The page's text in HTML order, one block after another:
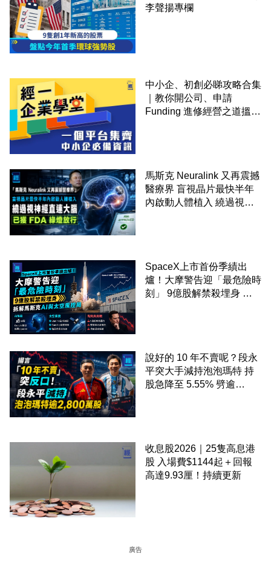
李聲揚專欄
中小企、初創必睇攻略合集
｜教你開公司、申請
Funding 進修經營之道搵大
馬斯克 Neuralink 又再震撼
醫療界 盲視晶片最快半年
內啟動人體植入 繞過視神
SpaceX上市首份季績出
爐！大摩警告迎「最危險時
刻」 9億股解禁殺埋身 拆
說好的 10 年不賣呢？段永
平突大手減持泡泡瑪特 持
股急降至 5.55% 劈逾
收息股2026｜25隻高息港
股 入場費$1144起＋回報
高達9.93厘！持續更新
廣告